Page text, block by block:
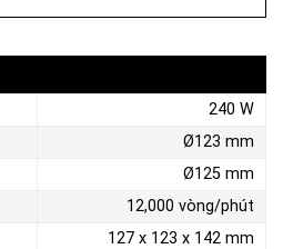
240 W
Ø123 mm
Ø125 mm
12,000 vòng/phút
127 x 123 x 142 mm